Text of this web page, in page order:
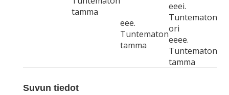
tamma
eee.
Tuntematon
tamma
eeei.
Tuntematon
ori
eeee.
Tuntematon
tamma
Suvun tiedot